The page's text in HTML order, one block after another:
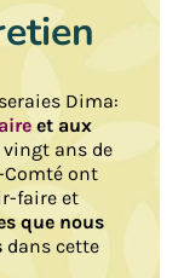
Dima:
et aux
vingt ans de
Comté ont
faire et
que nous
dans cette